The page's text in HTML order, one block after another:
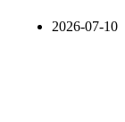
2026-07-10